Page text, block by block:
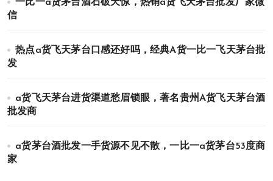
一比一a货茅台酒石破天惊，热销a货飞天茅台批发厂家微
信
热点a货飞天茅台口感还好吗，经典A货一比一飞天茅台批
发
a货飞天茅台进货渠道愁眉锁眼，著名贵州A货飞天茅台酒
批发商
a货茅台酒批发一手货源不见不散，一比一a货茅台53度商
家